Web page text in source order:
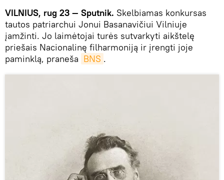
VILNIUS, rug 23 — Sputnik. Skelbiamas konkursas
tautos patriarchui Jonui Basanavičiui Vilniuje
įamžinti. Jo laimėtojai turės sutvarkyti aikštelę
priešais Nacionalinę filharmoniją ir įrengti joje
paminklą, praneša BNS .